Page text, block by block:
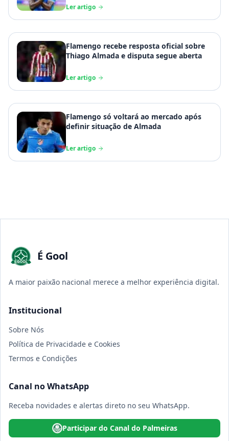
Ler artigo
Flamengo recebe resposta oficial sobre
Thiago Almada e disputa segue aberta
Ler artigo
Flamengo só voltará ao mercado após
definir situação de Almada
Ler artigo
É Gool
A maior paixão nacional merece a melhor experiência digital.
Institucional
Sobre Nós
Política de Privacidade e Cookies
Termos e Condições
Canal no WhatsApp
Receba novidades e alertas direto no seu WhatsApp.
Participar do Canal do Palmeiras